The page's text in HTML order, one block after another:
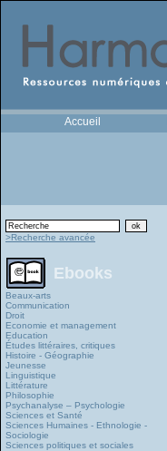
Accueil
>Recherche avancée
Ebooks
Beaux-arts
Communication
Droit
Economie et management
Education
Études littéraires, critiques
Histoire - Géographie
Jeunesse
Linguistique
Littérature
Philosophie
Psychanalyse – Psychologie
Sciences et Santé
Sciences Humaines - Ethnologie -
Sociologie
Sciences politiques et sociales